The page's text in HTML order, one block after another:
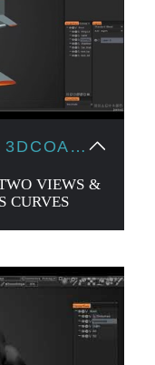
VIEWS &
CURVES